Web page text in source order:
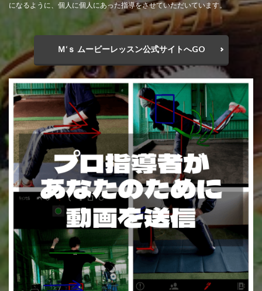
になるように、個人に個人にあった指導をさせていただいています。
Ｍ‘ｓ ムービーレッスン公式サイトへGO